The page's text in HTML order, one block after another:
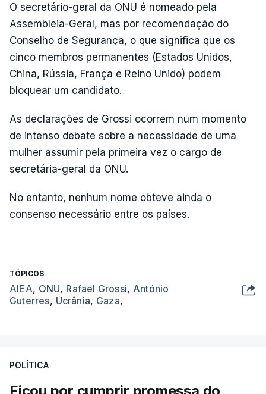
O secretário-geral da ONU é nomeado pela
Assembleia-Geral, mas por recomendação do
Conselho de Segurança, o que significa que os
cinco membros permanentes (Estados Unidos,
China, Rússia, França e Reino Unido) podem
bloquear um candidato.
As declarações de Grossi ocorrem num momento
de intenso debate sobre a necessidade de uma
mulher assumir pela primeira vez o cargo de
secretária-geral da ONU.
No entanto, nenhum nome obteve ainda o
consenso necessário entre os países.
TÓPICOS
AIEA, ONU, Rafael Grossi, António
Guterres, Ucrânia, Gaza,
POLÍTICA